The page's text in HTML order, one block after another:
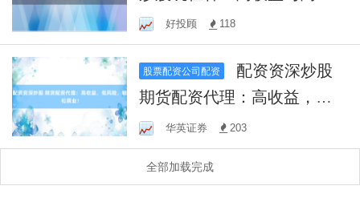
险并存，你敢挑战吗？
好投顾 118
股票配资公司配资
期货配资代理：高收益，低
风险，轻松展业！
华英证券 203
全部加载完成